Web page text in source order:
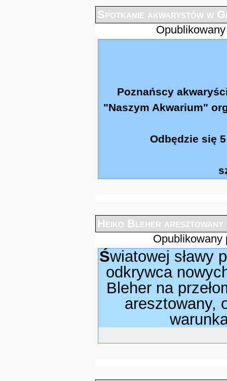
Spotkanie akwarystów w
Poznańscy
"Naszym Akwarium"
Odbędzie się
Heiko Bleher
Światowej sławy podróżnik i przede wszystkim ichtiolog-
odkrywca
Bleher na
aresztowany,